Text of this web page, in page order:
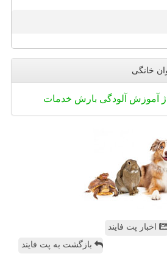
خانگی
آموزش آلودگی بارش خدمات
اخبار پت فایند
بازگشت به پت فایند